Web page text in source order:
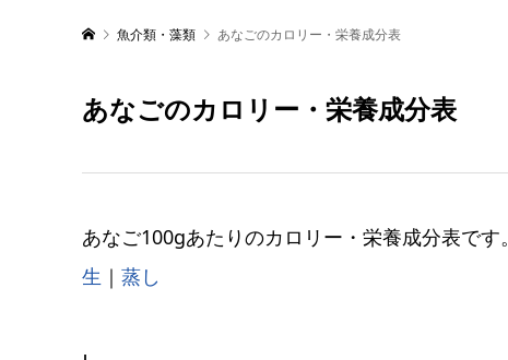
魚介類・藻類 あなごのカロリー・栄養成分表
あなごのカロリー・栄養成分表
あなご100gあたりのカロリー・栄養成分表です。
生 ｜ 蒸し